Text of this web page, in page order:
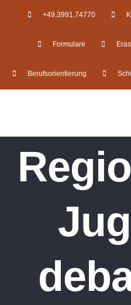
+49.3991.74770
Formulare
Berufsorientierung